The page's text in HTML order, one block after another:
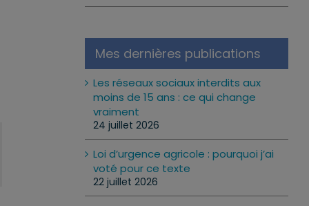
Mes dernières publications
Les réseaux sociaux interdits aux
moins de 15 ans : ce qui change
vraiment
24 juillet 2026
Loi d’urgence agricole : pourquoi j’ai
voté pour ce texte
22 juillet 2026